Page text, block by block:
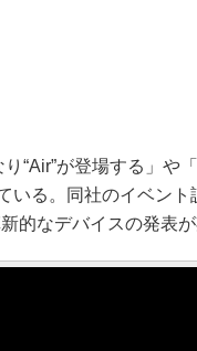
“Air”が登場する」や
いる。同社のイベン
的なデバイスの発表が